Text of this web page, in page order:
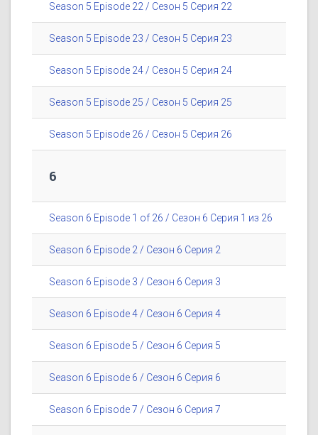
Season 5 Episode 22 / Сезон 5 Серия 22
Season 5 Episode 23 / Сезон 5 Серия 23
Season 5 Episode 24 / Сезон 5 Серия 24
Season 5 Episode 25 / Сезон 5 Серия 25
Season 5 Episode 26 / Сезон 5 Серия 26
6
Season 6 Episode 1 of 26 / Сезон 6 Серия 1 из 26
Season 6 Episode 2 / Сезон 6 Серия 2
Season 6 Episode 3 / Сезон 6 Серия 3
Season 6 Episode 4 / Сезон 6 Серия 4
Season 6 Episode 5 / Сезон 6 Серия 5
Season 6 Episode 6 / Сезон 6 Серия 6
Season 6 Episode 7 / Сезон 6 Серия 7